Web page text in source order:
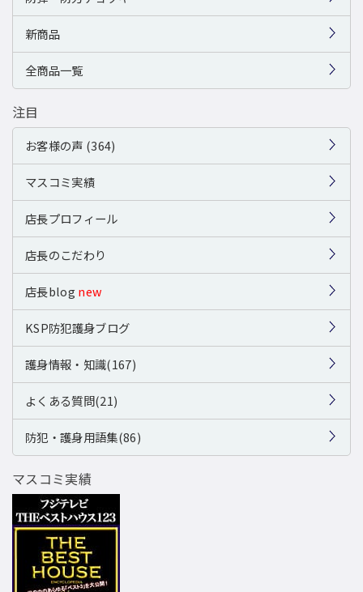
新商品
全商品一覧
注目
お客様の声 (364)
マスコミ実績
店長プロフィール
店長のこだわり
店長blog new
KSP防犯護身ブログ
護身情報・知識(167)
よくある質問(21)
防犯・護身用語集(86)
マスコミ実績